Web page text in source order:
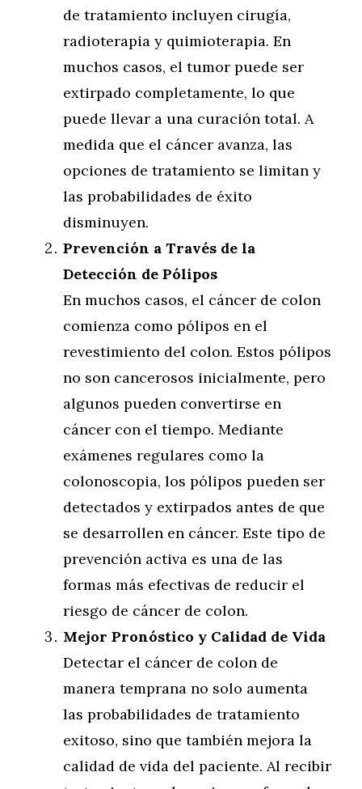
de tratamiento incluyen cirugía,
radioterapia y quimioterapia. En
muchos casos, el tumor puede ser
extirpado completamente, lo que
puede llevar a una curación total. A
medida que el cáncer avanza, las
opciones de tratamiento se limitan y
las probabilidades de éxito
disminuyen.
Prevención a Través de la
Detección de Pólipos
En muchos casos, el cáncer de colon
comienza como pólipos en el
revestimiento del colon. Estos pólipos
no son cancerosos inicialmente, pero
algunos pueden convertirse en
cáncer con el tiempo. Mediante
exámenes regulares como la
colonoscopia, los pólipos pueden ser
detectados y extirpados antes de que
se desarrollen en cáncer. Este tipo de
prevención activa es una de las
formas más efectivas de reducir el
riesgo de cáncer de colon.
Mejor Pronóstico y Calidad de Vida
Detectar el cáncer de colon de
manera temprana no solo aumenta
las probabilidades de tratamiento
exitoso, sino que también mejora la
calidad de vida del paciente. Al recibir